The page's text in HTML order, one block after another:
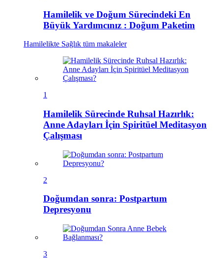
Hamilelik ve Doğum Sürecindeki En
Büyük Yardımcınız : Doğum Paketim
Hamilelikte Sağlık tüm makaleler
1
Hamilelik Sürecinde Ruhsal Hazırlık:
Anne Adayları İçin Spiritüel Meditasyon
Çalışması
2
Doğumdan sonra: Postpartum
Depresyonu
3